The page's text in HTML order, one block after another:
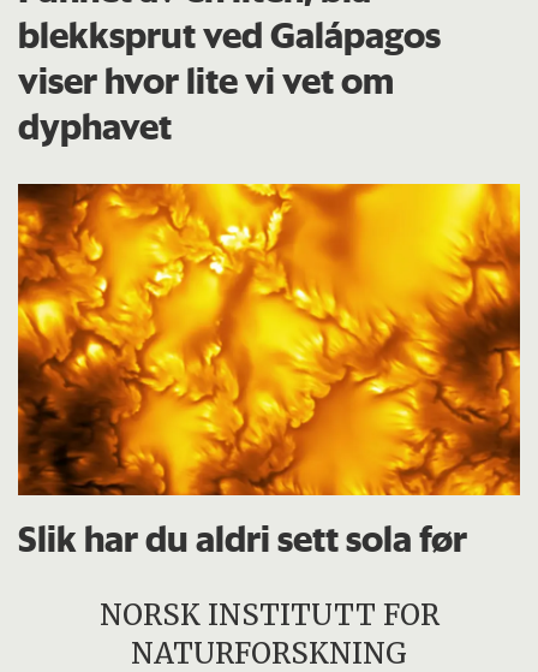
blekksprut ved Galápagos
viser hvor lite vi vet om
dyphavet
Slik har du aldri sett sola før
NORSK INSTITUTT FOR
NATURFORSKNING